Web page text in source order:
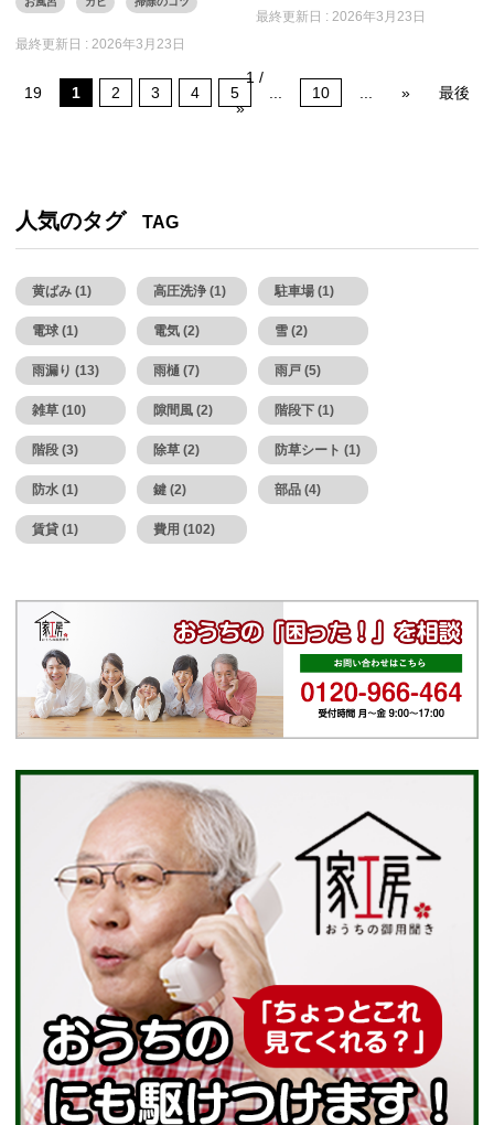
最終更新日 : 2026年3月23日
最終更新日 : 2026年3月23日
1 /
19
1 2 3 4 5 10 »
最後
»
人気のタグ TAG
黄ばみ (1) 高圧洗浄 (1) 駐車場 (1)
電球 (1) 電気 (2) 雪 (2)
雨漏り (13) 雨樋 (7) 雨戸 (5)
雑草 (10) 隙間風 (2) 階段下 (1)
階段 (3) 除草 (2) 防草シート (1)
防水 (1) 鍵 (2) 部品 (4)
賃貸 (1) 費用 (102)